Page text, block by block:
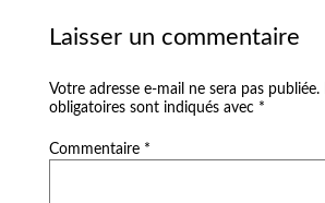
Laisser un commentaire
Votre adresse e-mail ne sera pas publiée.
obligatoires sont indiqués avec *
Commentaire *